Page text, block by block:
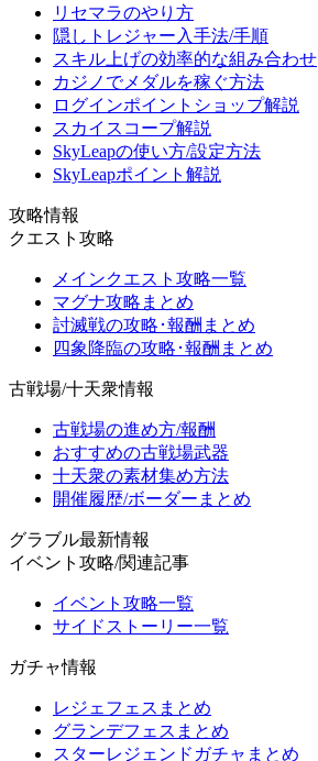
リセマラのやり方
隠しトレジャー入手法/手順
スキル上げの効率的な組み合わせ
カジノでメダルを稼ぐ方法
ログインポイントショップ解説
スカイスコープ解説
SkyLeapの使い方/設定方法
SkyLeapポイント解説
攻略情報
クエスト攻略
メインクエスト攻略一覧
マグナ攻略まとめ
討滅戦の攻略･報酬まとめ
四象降臨の攻略･報酬まとめ
古戦場/十天衆情報
古戦場の進め方/報酬
おすすめの古戦場武器
十天衆の素材集め方法
開催履歴/ボーダーまとめ
グラブル最新情報
イベント攻略/関連記事
イベント攻略一覧
サイドストーリー一覧
ガチャ情報
レジェフェスまとめ
グランデフェスまとめ
スターレジェンドガチャまとめ